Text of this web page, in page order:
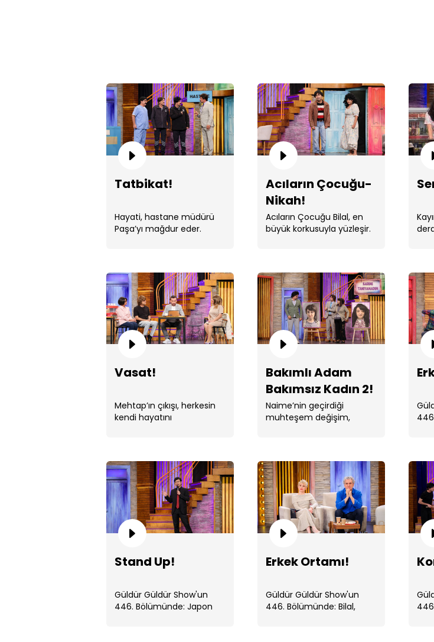
Tatbikat!
Hayati, hastane müdürü
Paşa’yı mağdur eder.
Acıların Çocuğu-
Nikah!
Acıların Çocuğu Bilal, en
büyük korkusuyla yüzleşir.
Vasat!
Mehtap’ın çıkışı, herkesin
kendi hayatını
Bakımlı Adam
Bakımsız Kadın 2!
Naime’nin geçirdiği
muhteşem değişim,
Stand Up!
Güldür Güldür Show'un
446. Bölümünde: Japon
Erkek Ortamı!
Güldür Güldür Show'un
446. Bölümünde: Bilal,